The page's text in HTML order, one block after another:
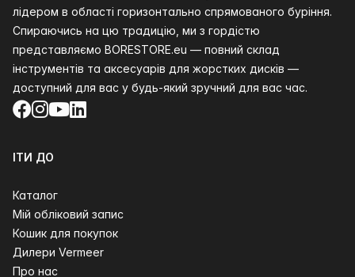
лідером в області горизонтально спрямованого буріння.
Спираючись на цю традицію, ми з гордістю
представляємо BORESTORE.eu — повний склад
інструментів та аксесуарів для жорстких дисків —
доступний для вас у будь-який зручний для вас час.
Facebook
Instagram
YouTube
LinkedIn
ІТИ ДО
Каталог
Мій обліковий запис
Кошик для покупок
Дилери Vermeer
Про нас